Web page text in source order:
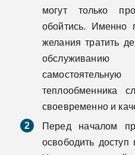
могут только
обойтись. Именно
желания тратить
обслуживанию
теплообменника
своевременно и
Перед началом
освободить доступ